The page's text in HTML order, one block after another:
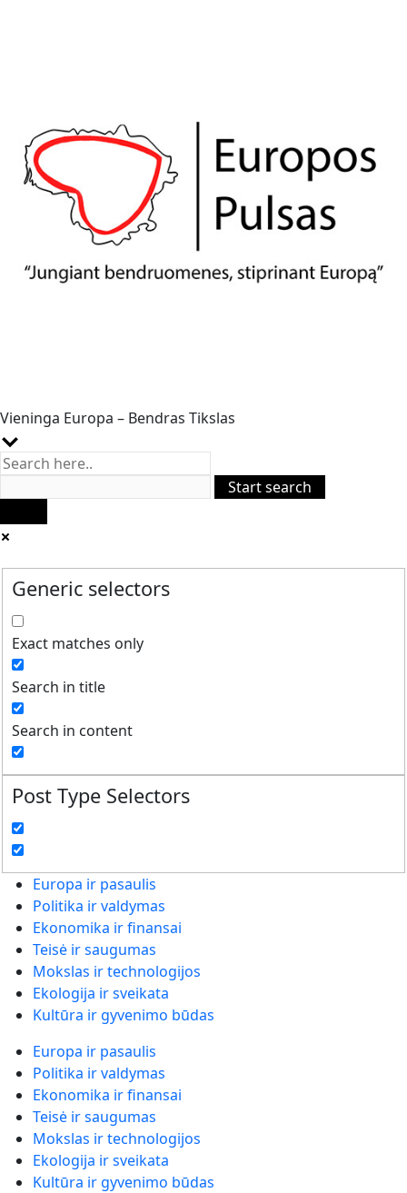
Vieninga Europa – Bendras Tikslas
Generic selectors
Exact matches only
Search in title
Search in content
Post Type Selectors
Europa ir pasaulis
Politika ir valdymas
Ekonomika ir finansai
Teisė ir saugumas
Mokslas ir technologijos
Ekologija ir sveikata
Kultūra ir gyvenimo būdas
Europa ir pasaulis
Politika ir valdymas
Ekonomika ir finansai
Teisė ir saugumas
Mokslas ir technologijos
Ekologija ir sveikata
Kultūra ir gyvenimo būdas